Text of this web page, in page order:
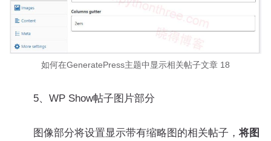
如何在GeneratePress主题中显示相关帖子文章 18
5、WP Show帖子图片部分
图像部分将设置显示带有缩略图的相关帖子，将图